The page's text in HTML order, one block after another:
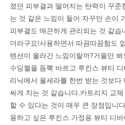
졌던 피부결과 떨어지는 탄력이 꾸준
는 것 같은 느낌이 들어 자꾸만 손이
피부결도 매끈하게 관리되는 것 같습
더라구요!사용하면서 따끔따끔함도
텐션이 올라간 느낌이랄까?거울만
수딩젤을 듬뿍 바르고 루킨스 뷰티
리닉에서 울세라를 한번 받는 것보다
싸게 치는 것 같습니다.카트리지 교
할 수 있다는 것이 매우 큰 장점입니
용하고 싶은 루킨스 가정용 뷰티 디